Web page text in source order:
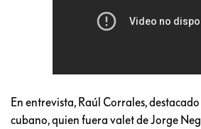
En entrevista, Raúl Corrales,
cubano, quien fuera valet de Jorge